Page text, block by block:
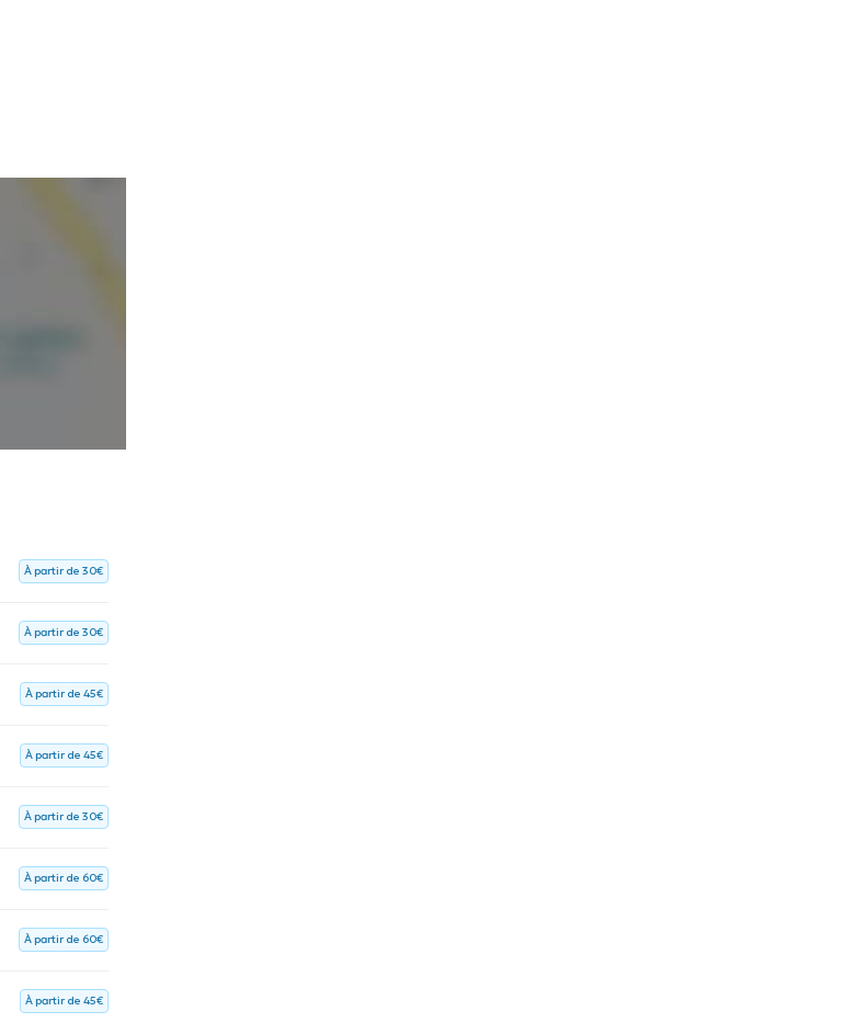
À partir de 30€
À partir de 30€
À partir de 45€
À partir de 45€
À partir de 30€
À partir de 60€
À partir de 60€
À partir de 45€